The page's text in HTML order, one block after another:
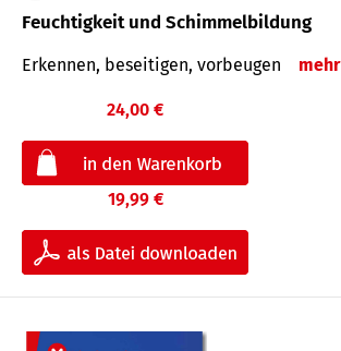
Feuchtigkeit und Schimmelbildung
Erkennen, beseitigen, vorbeugen mehr
24,00 €
19,99 €